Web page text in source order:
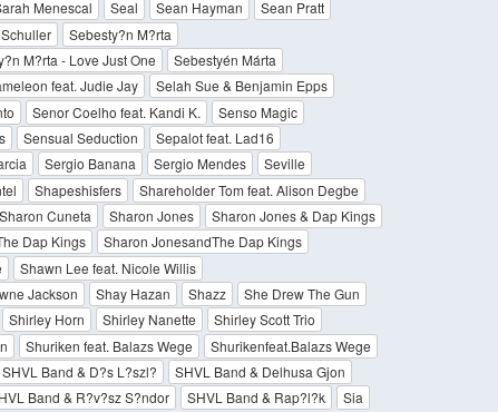
Menescal Seal Sean Hayman
Sean Pratt
Sebesty?n M?rta
M?rta - Love Just One
Sebestyén Márta
feat. Judie Jay
Selah Sue & Benjamin Epps
Senor Coelho feat. Kandi K.
Senso Magic
Sensual Seduction
Sepalot feat. Lad16
Sergio Banana Sergio Mendes
Seville
Shapeshisfers
Shareholder Tom feat. Alison Degbe
Sharon Cuneta Sharon Jones
Sharon Jones & Dap Kings
Dap Kings
Sharon JonesandThe Dap Kings
Shawn Lee feat. Nicole Willis
Jackson Shay Hazan Shazz
She Drew The Gun
Shirley Horn Shirley Nanette
Shirley Scott Trio
Shuriken feat. Balazs Wege
Shurikenfeat.Balazs Wege
SHVL Band & D?s L?szl?
SHVL Band & Delhusa Gjon
Band & R?v?sz S?ndor SHVL Band & Rap?l?k
Sia